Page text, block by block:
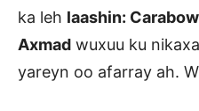
ka leh laashin:
Axmad wuxuu ku
yareyn oo afarray ah.